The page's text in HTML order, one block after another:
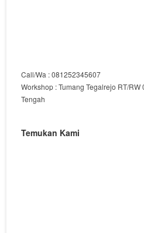
Call/Wa : 081252345607
Workshop : Tumang Tegalrejo RT/
Tengah
Temukan Kami